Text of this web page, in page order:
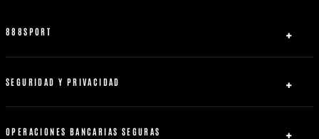
888SPORT
Quiénes somos
Ayuda
Contacto
SEGURIDAD Y PRIVACIDAD
Política de privacidad
Acuerdo con el usuario
OPERACIONES BANCARIAS SEGURAS